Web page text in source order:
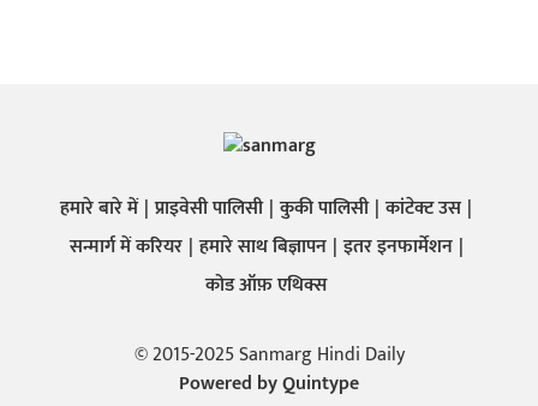
हमारे बारे में प्राइवेसी पालिसी कुकी पालिसी कांटेक्ट उस
सन्मार्ग में करियर हमारे साथ बिज्ञापन इतर इनफार्मेशन
कोड ऑफ़ एथिक्स
© 2015-2025 Sanmarg Hindi Daily
Powered byQuintype